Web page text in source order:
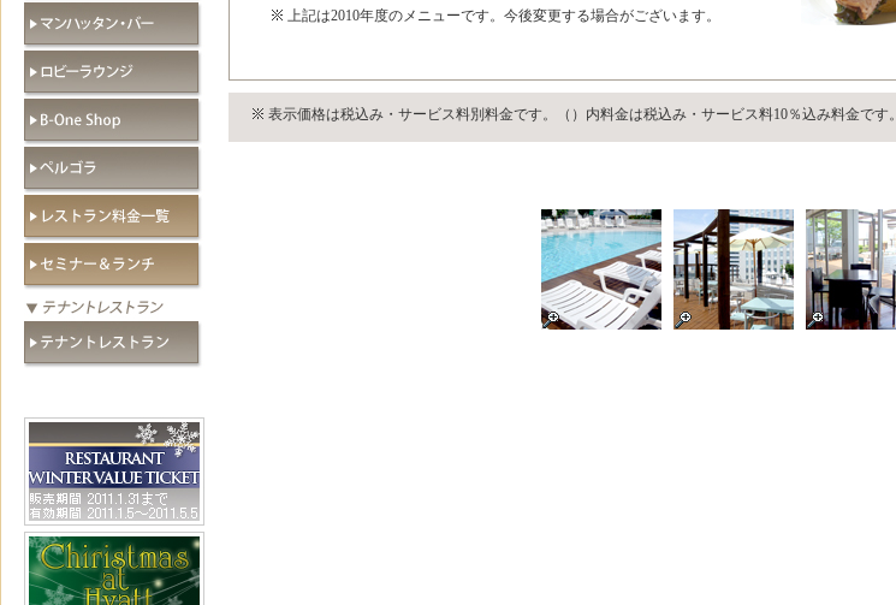
上記は2010年度のメニューです。今後変更する場合がございます。
表示価格は税込み・サービス料別料金です。（）内料金は税込み・サービス料10％込み料金です。